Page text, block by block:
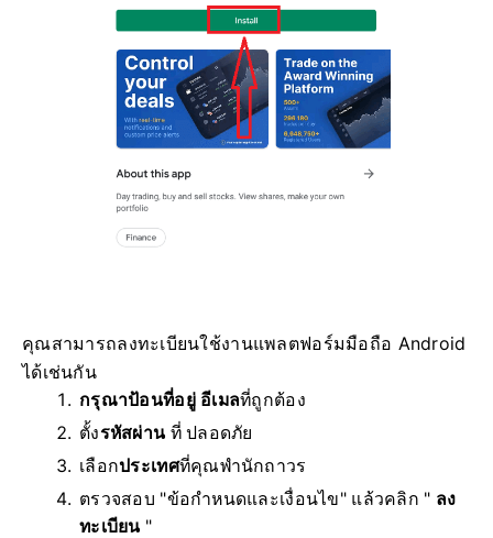
คุณสามารถลงทะเบียนใช้งานแพลตฟอร์มมือถือ Android
ได้เช่นกัน
กรุณาป้อนที่อยู่ อีเมลที่ถูกต้อง
ตั้งรหัสผ่าน ที่ ปลอดภัย
เลือกประเทศที่คุณพำนักถาวร
ตรวจสอบ "ข้อกำหนดและเงื่อนไข" แล้วคลิก " ลง
ทะเบียน "